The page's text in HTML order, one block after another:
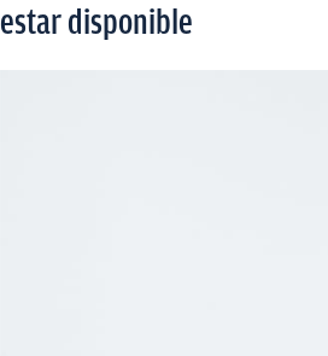
estar disponible